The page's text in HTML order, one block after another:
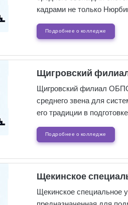
кадрами не только
Подробнее о колледже
Щигровский
Щигровский филиал
среднего звена для
его традиции в
Подробнее о колледже
Щекинское
Щекинское специальное